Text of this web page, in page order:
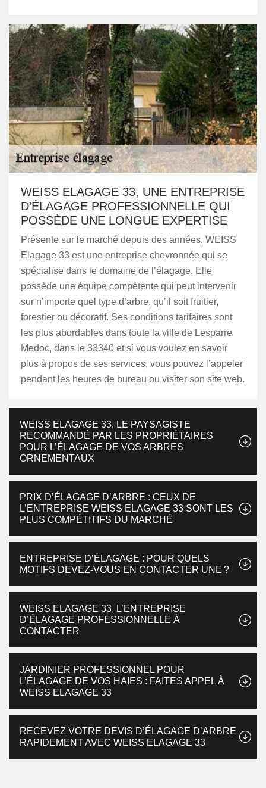
WEISS ELAGAGE 33, UNE ENTREPRISE
D’ÉLAGAGE PROFESSIONNELLE QUI
POSSÈDE UNE LONGUE EXPERTISE
Présente sur le marché depuis des années, WEISS
Elagage 33 est une entreprise chevronnée qui se
spécialise dans le domaine de l’élagage. Elle
possède une équipe compétente qui peut intervenir
sur n’importe quel type d’arbre, qu’il soit fruitier,
forestier ou décoratif. Ses conditions tarifaires sont
les plus abordables dans toute la ville de Lesparre
Medoc, dans le 33340 et si vous voulez en savoir
plus à propos de ses services, vous pouvez l’appeler
pendant les heures de bureau ou visiter son site web.
WEISS ELAGAGE 33, LE PAYSAGISTE
RECOMMANDÉ PAR LES PROPRIÉTAIRES
POUR L’ÉLAGAGE DE VOS ARBRES
ORNEMENTAUX
PRIX D’ÉLAGAGE D’ARBRE : CEUX DE
L’ENTREPRISE WEISS ELAGAGE 33 SONT LES
PLUS COMPÉTITIFS DU MARCHÉ
ENTREPRISE D’ÉLAGAGE : POUR QUELS
MOTIFS DEVEZ-VOUS EN CONTACTER UNE ?
WEISS ELAGAGE 33, L’ENTREPRISE
D’ÉLAGAGE PROFESSIONNELLE À
CONTACTER
JARDINIER PROFESSIONNEL POUR
L’ÉLAGAGE DE VOS HAIES : FAITES APPEL À
WEISS ELAGAGE 33
RECEVEZ VOTRE DEVIS D’ÉLAGAGE D’ARBRE
RAPIDEMENT AVEC WEISS ELAGAGE 33